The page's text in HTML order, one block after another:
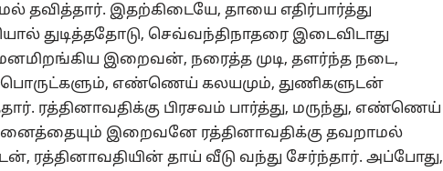
தவித்தார். இதற்கிடையே, தாயை எதிர்பார்த்து
துடித்ததோடு, செவ்வந்திநாதரை இடைவிடாது
மனமிறங்கிய இறைவன், நரைத்த முடி, தளர்ந்த நடை,
பொருட்களும், எண்ணெய் கலயமும், துணிகளுடன்
ரத்தினாவதிக்கு பிரசவம் பார்த்து, மருந்து, எண்ணெய்
இறைவனே ரத்தினாவதிக்கு தவறாமல்
ரத்தினாவதியின் தாய் வீடு வந்து சேர்ந்தார். அப்போது,